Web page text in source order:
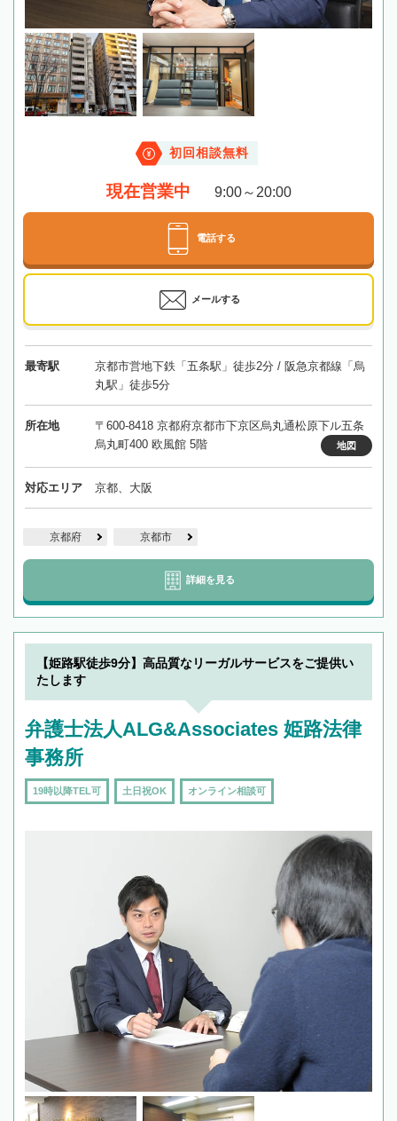
初回相談無料
現在営業中 9:00～20:00
電話する
メールする
最寄駅
京都市営地下鉄「五条駅」徒歩2分 / 阪急京都線「烏
丸駅」徒歩5分
所在地
〒600-8418 京都府京都市下京区烏丸通松原下ル五条
烏丸町400 欧風館 5階
地図
対応エリア 京都、大阪
京都府 京都市
詳細を見る
【姫路駅徒歩9分】高品質なリーガルサービスをご提供い
たします
弁護士法人ALG&Associates 姫路法律
事務所
19時以降TEL可 土日祝OK オンライン相談可